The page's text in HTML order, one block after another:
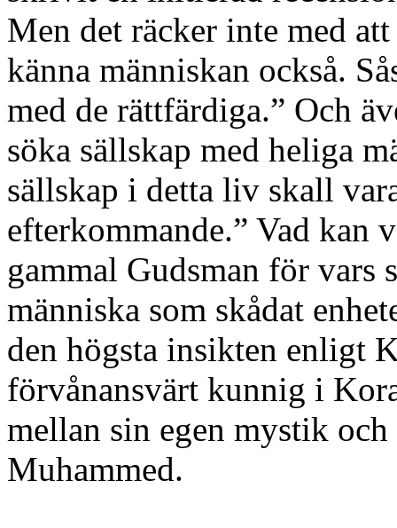
Men det räcker inte med
känna människan också.
med de rättfärdiga.” Och
söka sällskap med heliga
sällskap i detta liv skall
efterkommande.” Vad kan
gammal Gudsman för vars
människa som skådat
den högsta insikten enligt
förvånansvärt kunnig i
mellan sin egen mystik
Muhammed.